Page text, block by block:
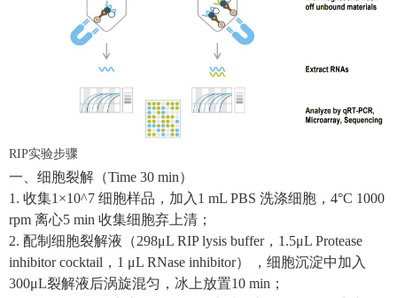
RIP实验步骤
一、细胞裂解（Time 30 min）
1. 收集1×10^7 细胞样品，加入1 mL PBS 洗涤细胞， 4°C 1000
rpm 离心5 min 收集细胞弃上清；
2. 配制细胞裂解液（298μL RIP lysis buffer， 1.5μL Protease
inhibitor cocktail ， 1 μL RNase inhibitor）
，细胞沉淀中加入
300μL裂解液后涡旋混匀，冰上放置10 min ；